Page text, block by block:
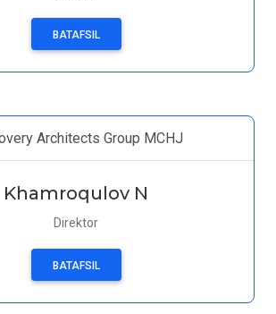
BATAFSIL
Architects Group MCHJ
Khamroqulov N
Direktor
BATAFSIL